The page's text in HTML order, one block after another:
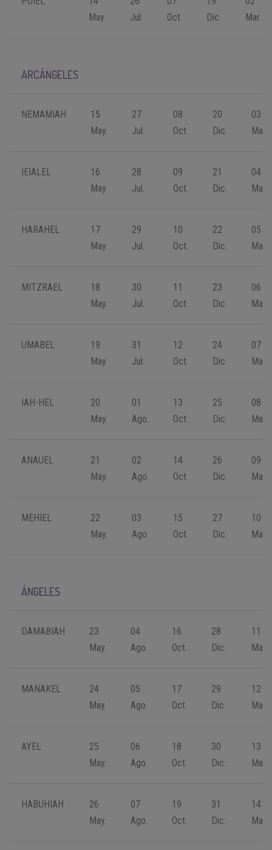
May.
Jul.
Oct.
Dic.
Mar.
ARCÁNGELES
NEMAMIAH
15
May.
27
Jul.
08
Oct.
20
Dic.
03
Mar.
IEIALEL
16
May.
28
Jul.
09
Oct.
21
Dic.
04
Mar.
HARAHEL
17
May.
29
Jul.
10
Oct.
22
Dic.
05
Mar.
MITZRAEL
18
May.
30
Jul.
11
Oct.
23
Dic.
06
Mar.
UMABEL
19
May.
31
Jul.
12
Oct.
24
Dic.
07
Mar.
IAH-HEL
20
May.
01
Ago.
13
Oct.
25
Dic.
08
Mar.
ANAUEL
21
May.
02
Ago.
14
Oct.
26
Dic.
09
Mar.
MEHIEL
22
May.
03
Ago.
15
Oct.
27
Dic.
10
Mar.
ÁNGELES
DAMABIAH
23
May.
04
Ago.
16
Oct.
28
Dic.
11
Mar.
MANAKEL
24
May.
05
Ago.
17
Oct.
29
Dic.
12
Mar.
AYEL
25
May.
06
Ago.
18
Oct.
30
Dic.
13
Mar.
HABUHIAH
26
May.
07
Ago.
19
Oct.
31
Dic.
14
Mar.